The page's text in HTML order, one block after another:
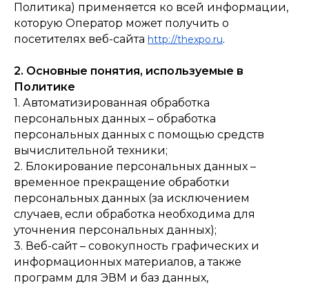
Политика) применяется ко всей информации,
которую Оператор может получить о
посетителях веб-сайта http://thexpo.ru.
2. Основные понятия, используемые в
Политике
1. Автоматизированная обработка
персональных данных – обработка
персональных данных с помощью средств
вычислительной техники;
2. Блокирование персональных данных –
временное прекращение обработки
персональных данных (за исключением
случаев, если обработка необходима для
уточнения персональных данных);
3. Веб-сайт – совокупность графических и
информационных материалов, а также
программ для ЭВМ и баз данных,